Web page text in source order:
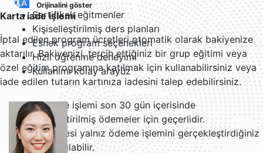
Orijinalini göster
Karta iade işlemi
İptal edilen program ücretleri otomatik olarak bakiyenize
aktarılır. Bakiyenizi, tercih ettiğiniz bir grup eğitimi veya
özel eğitim programına katılmak için kullanabilirsiniz veya
iade edilen tutarın kartınıza iadesini talep edebilirsiniz.
Karta iade işlemi son 30 gün içerisinde
gerçekleştirilmiş ödemeler için geçerlidir.
Ücret iadesi yalnız ödeme işlemini gerçekleştirdiğiniz
karta yapılabilir.
Sertifikalı eğitmenler
Kişiselleştirilmiş ders planları
Esnek program seçenekleri
Hızlı öğrenme deneyimi
Kullanımı kolay arayüz